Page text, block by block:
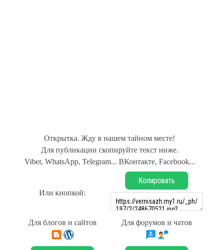
Открытка. Жду в нашем тайном месте!
Для публикации скопируйте текст ниже.
Viber, WhatsApp, Telegram... ВКонтакте, Facebook...
Или кнопкой:
Копировать
Для блогов и сайтов Для форумов и чатов